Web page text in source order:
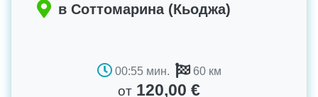
в Соттомарина (Кьоджа)
00:55 мин. 60 км
от 120,00 €